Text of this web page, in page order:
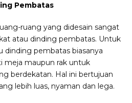
Pembatas
ruang yang didesain sangat
atau dinding pembatas. Untuk
dinding pembatas biasanya
meja maupun rak untuk
berdekatan. Hal ini bertujuan
lebih luas, nyaman dan lega.